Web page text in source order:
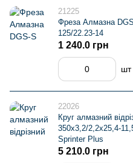
21225
Фреза Алмазна
125/22.23-14
1 240.0 грн
шт
22026
Круг алмазний
350x3,2/2,2x25,4-
Sprinter Plus
5 210.0 грн